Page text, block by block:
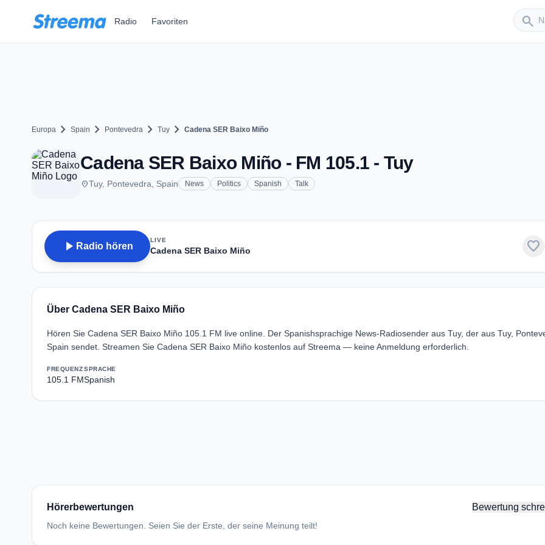
Radio Favoriten search
Sender
Europa chevron_right Spain chevron_right Pontevedra chevron_right Tuy chevron_right Cadena SER Baixo Miño
Cadena SER Baixo Miño - FM 105.1 - Tuy
placeTuy, Pontevedra, Spain News Politics Spanish Talk
play_arrow Radio hören
LIVE
Cadena SER Baixo Miño favorite
Über Cadena SER Baixo Miño
Hören Sie Cadena SER Baixo Miño 105.1 FM live online. Der Spanishsprachige News-Radiosender aus Tuy, der aus Tuy,
Spain sendet. Streamen Sie Cadena SER Baixo Miño kostenlos auf Streema — keine Anmeldung erforderlich.
FREQUENZ
105.1 FM
SPRACHE
Spanish
Hörerbewertungen Bewertung
Noch keine Bewertungen. Seien Sie der Erste, der seine Meinung teilt!